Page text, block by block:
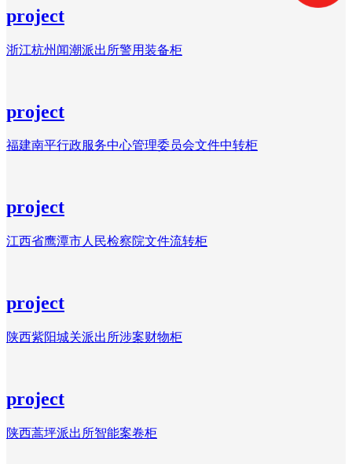
project
浙江杭州闻潮派出所警用装备柜
project
福建南平行政服务中心管理委员会文件中转柜
project
江西省鹰潭市人民检察院文件流转柜
project
陕西紫阳城关派出所涉案财物柜
project
陕西蒿坪派出所智能案卷柜